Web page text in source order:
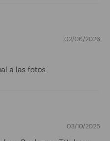
02/06/2026
a las fotos
03/10/2025